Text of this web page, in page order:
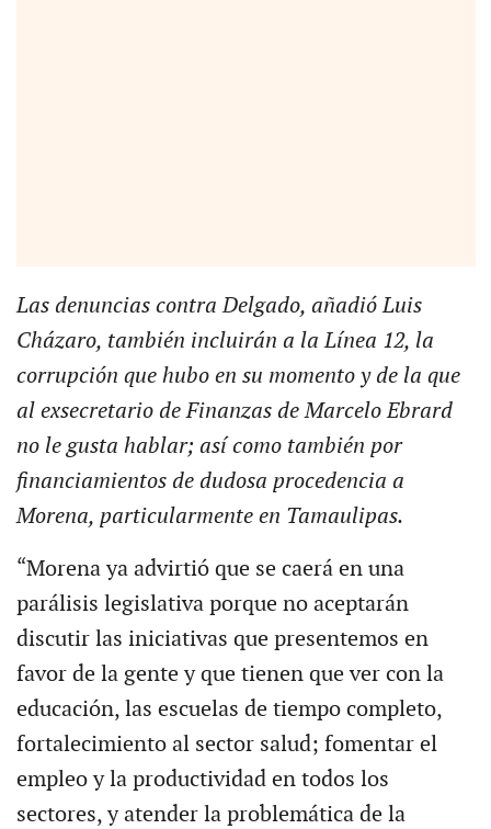
Las denuncias contra Delgado, añadió Luis
Cházaro, también incluirán a la Línea 12, la
corrupción que hubo en su momento y de la que
al exsecretario de Finanzas de Marcelo Ebrard
no le gusta hablar; así como también por
financiamientos de dudosa procedencia a
Morena, particularmente en Tamaulipas.
“Morena ya advirtió que se caerá en una
parálisis legislativa porque no aceptarán
discutir las iniciativas que presentemos en
favor de la gente y que tienen que ver con la
educación, las escuelas de tiempo completo,
fortalecimiento al sector salud; fomentar el
empleo y la productividad en todos los
sectores, y atender la problemática de la